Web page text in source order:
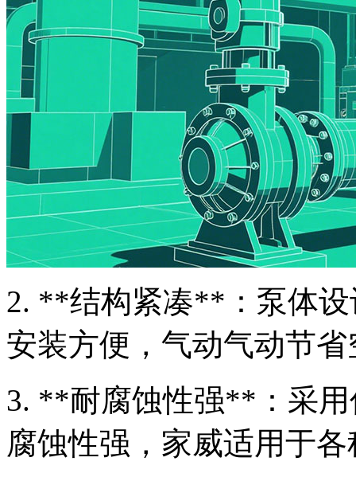
2. **结构紧凑**：泵体
安装方便，气动气动节
3. **耐腐蚀性强**：采
腐蚀性强，家威适用于